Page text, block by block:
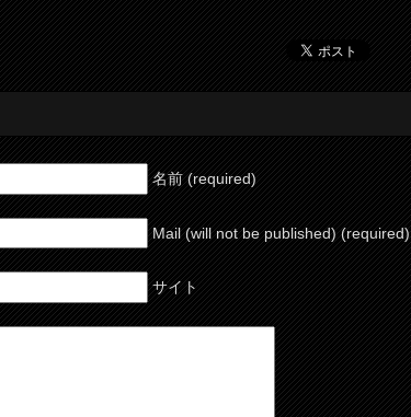
名前 (required)
Mail (will not be published) (required)
サイト